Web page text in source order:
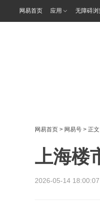
网易首页 应用 无障碍浏
网易首页 > 网易号 > 正文
上海楼
2026-05-14